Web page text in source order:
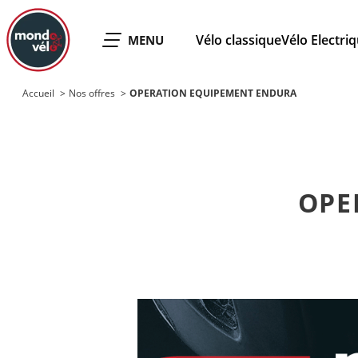
OUVRIR LE
MENU Vélo classiqueVélo
Accueil Nos offres OPERATION EQUIPEMENT ENDURA